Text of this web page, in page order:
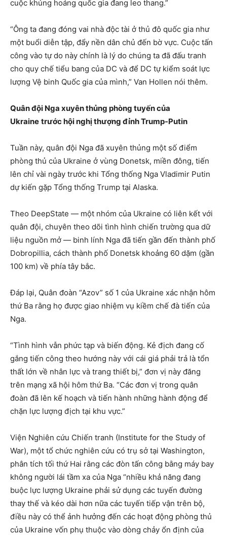
cuộc khủng hoảng quốc gia đang leo thang.”
“Ông ta đang đóng vai nhà độc tài ở thủ đô quốc gia như
một buổi diễn tập, đẩy nền dân chủ đến bờ vực. Cuộc tấn
công vào tự do này chính là lý do chúng ta đã đấu tranh
cho quy chế tiểu bang của DC và để DC tự kiểm soát lực
lượng Vệ binh Quốc gia của mình,” Van Hollen nói thêm.
Quân đội Nga xuyên thủng phòng tuyến của
Ukraine trước hội nghị thượng đỉnh Trump-Putin
Tuần này, quân đội Nga đã xuyên thủng một số điểm
phòng thủ của Ukraine ở vùng Donetsk, miền đông, tiến
lên chỉ vài ngày trước khi Tổng thống Nga Vladimir Putin
dự kiến gặp Tổng thống Trump tại Alaska.
Theo DeepState — một nhóm của Ukraine có liên kết với
quân đội, chuyên theo dõi tình hình chiến trường qua dữ
liệu nguồn mở — binh lính Nga đã tiến gần đến thành phố
Dobropillia, cách thành phố Donetsk khoảng 60 dặm (gần
100 km) về phía tây bắc.
Đáp lại, Quân đoàn “Azov” số 1 của Ukraine xác nhận hôm
thứ Ba rằng họ được giao nhiệm vụ kiềm chế đà tiến của
Nga.
“Tình hình vẫn phức tạp và biến động. Kẻ địch đang cố
gắng tiến công theo hướng này với cái giá phải trả là tổn
thất lớn về nhân lực và trang thiết bị,” đơn vị này đăng
trên mạng xã hội hôm thứ Ba. “Các đơn vị trong quân
đoàn đã lên kế hoạch và tiến hành những hành động để
chặn lực lượng địch tại khu vực.”
Viện Nghiên cứu Chiến tranh (Institute for the Study of
War), một tổ chức nghiên cứu có trụ sở tại Washington,
phân tích tối thứ Hai rằng các đòn tấn công bằng máy bay
không người lái tầm xa của Nga “nhiều khả năng đang
buộc lực lượng Ukraine phải sử dụng các tuyến đường
thay thế và kéo dài hơn nữa các tuyến tiếp vận trên bộ,
điều này có thể ảnh hưởng đến các hoạt động phòng thủ
của Ukraine vốn phụ thuộc vào dòng chảy ổn định của